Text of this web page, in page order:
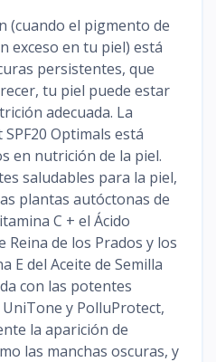
(cuando el pigmento de
exceso en tu piel) está
persistentes, que
tu piel puede estar
adecuada. La
Optimals está
en nutrición de la piel.
saludables para la piel,
plantas autóctonas de
C + el Ácido
Reina de los Prados y los
E del Aceite de Semilla
con las potentes
y PolluProtect,
la aparición de
las manchas oscuras, y